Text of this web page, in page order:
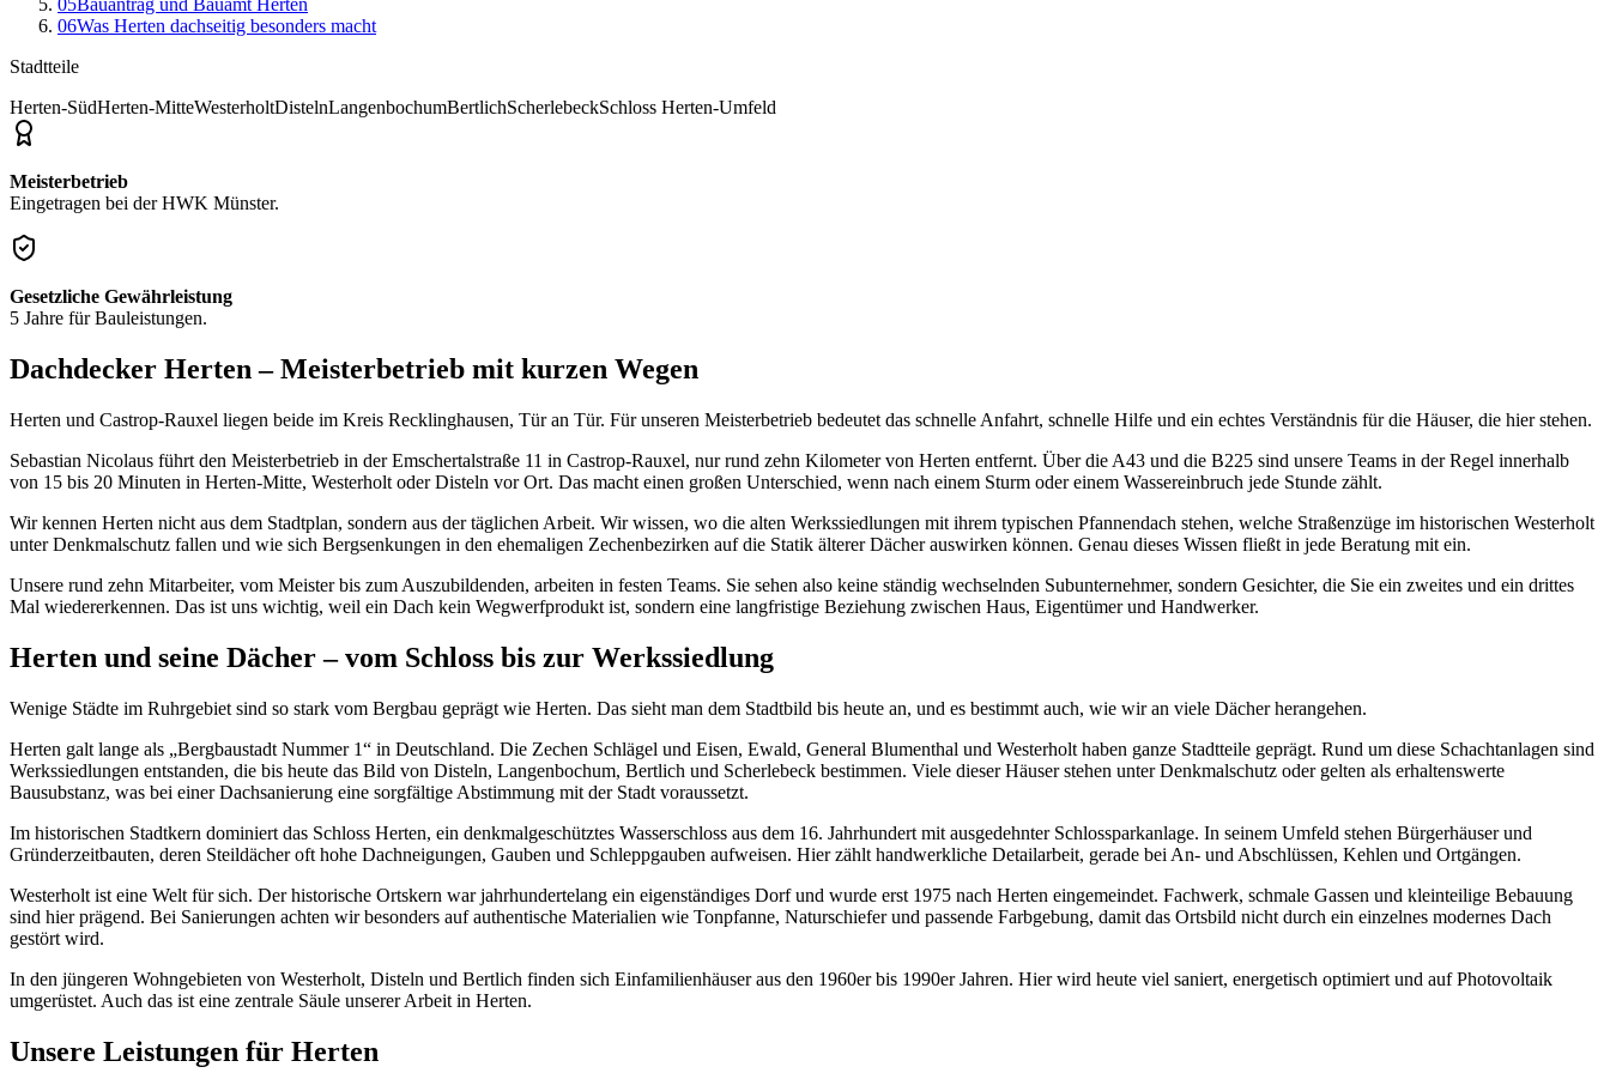
05Bauantrag und Bauamt Herten
06Was Herten dachseitig besonders macht
Stadtteile
Herten-SüdHerten-MitteWesterholtDistelnLangenbochumBertlichScherlebeckSchloss Herten-Umfeld
Meisterbetrieb
Eingetragen bei der HWK Münster.
Gesetzliche Gewährleistung
5 Jahre für Bauleistungen.
Dachdecker Herten – Meisterbetrieb mit kurzen Wegen
Herten und Castrop-Rauxel liegen beide im Kreis Recklinghausen, Tür an Tür. Für unseren Meisterbetrieb bedeutet das schnelle Anfahrt, schnelle Hilfe und ein echtes Verständnis für die Häuser, die hier stehen.
Sebastian Nicolaus führt den Meisterbetrieb in der Emschertalstraße 11 in Castrop-Rauxel, nur rund zehn Kilometer von Herten entfernt. Über die A43 und die B225 sind unsere Teams in der Regel innerhalb
von 15 bis 20 Minuten in Herten-Mitte, Westerholt oder Disteln vor Ort. Das macht einen großen Unterschied, wenn nach einem Sturm oder einem Wassereinbruch jede Stunde zählt.
Wir kennen Herten nicht aus dem Stadtplan, sondern aus der täglichen Arbeit. Wir wissen, wo die alten Werkssiedlungen mit ihrem typischen Pfannendach stehen, welche Straßenzüge im historischen Westerholt
unter Denkmalschutz fallen und wie sich Bergsenkungen in den ehemaligen Zechenbezirken auf die Statik älterer Dächer auswirken können. Genau dieses Wissen fließt in jede Beratung mit ein.
Unsere rund zehn Mitarbeiter, vom Meister bis zum Auszubildenden, arbeiten in festen Teams. Sie sehen also keine ständig wechselnden Subunternehmer, sondern Gesichter, die Sie ein zweites und ein drittes
Mal wiedererkennen. Das ist uns wichtig, weil ein Dach kein Wegwerfprodukt ist, sondern eine langfristige Beziehung zwischen Haus, Eigentümer und Handwerker.
Herten und seine Dächer – vom Schloss bis zur Werkssiedlung
Wenige Städte im Ruhrgebiet sind so stark vom Bergbau geprägt wie Herten. Das sieht man dem Stadtbild bis heute an, und es bestimmt auch, wie wir an viele Dächer herangehen.
Herten galt lange als „Bergbaustadt Nummer 1“ in Deutschland. Die Zechen Schlägel und Eisen, Ewald, General Blumenthal und Westerholt haben ganze Stadtteile geprägt. Rund um diese Schachtanlagen sind
Werkssiedlungen entstanden, die bis heute das Bild von Disteln, Langenbochum, Bertlich und Scherlebeck bestimmen. Viele dieser Häuser stehen unter Denkmalschutz oder gelten als erhaltenswerte
Bausubstanz, was bei einer Dachsanierung eine sorgfältige Abstimmung mit der Stadt voraussetzt.
Im historischen Stadtkern dominiert das Schloss Herten, ein denkmalgeschütztes Wasserschloss aus dem 16. Jahrhundert mit ausgedehnter Schlossparkanlage. In seinem Umfeld stehen Bürgerhäuser und
Gründerzeitbauten, deren Steildächer oft hohe Dachneigungen, Gauben und Schleppgauben aufweisen. Hier zählt handwerkliche Detailarbeit, gerade bei An- und Abschlüssen, Kehlen und Ortgängen.
Westerholt ist eine Welt für sich. Der historische Ortskern war jahrhundertelang ein eigenständiges Dorf und wurde erst 1975 nach Herten eingemeindet. Fachwerk, schmale Gassen und kleinteilige Bebauung
sind hier prägend. Bei Sanierungen achten wir besonders auf authentische Materialien wie Tonpfanne, Naturschiefer und passende Farbgebung, damit das Ortsbild nicht durch ein einzelnes modernes Dach
gestört wird.
In den jüngeren Wohngebieten von Westerholt, Disteln und Bertlich finden sich Einfamilienhäuser aus den 1960er bis 1990er Jahren. Hier wird heute viel saniert, energetisch optimiert und auf Photovoltaik
umgerüstet. Auch das ist eine zentrale Säule unserer Arbeit in Herten.
Unsere Leistungen für Herten